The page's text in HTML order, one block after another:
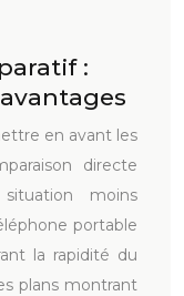
:
en avant les
directe
moins
portable
la rapidité du
plans montrant